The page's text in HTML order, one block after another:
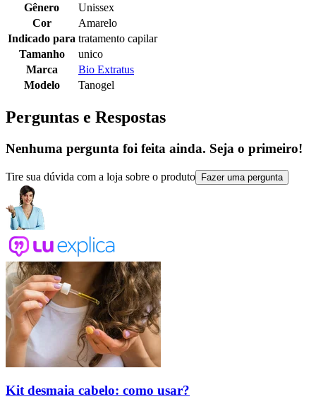
Gênero
Unissex
Cor
Amarelo
Indicado para tratamento capilar
Tamanho
unico
Marca
Bio Extratus
Modelo
Tanogel
Perguntas e Respostas
Nenhuma pergunta foi feita ainda. Seja o primeiro!
Tire sua dúvida com a loja sobre o produto Fazer uma pergunta
Kit desmaia cabelo: como usar?